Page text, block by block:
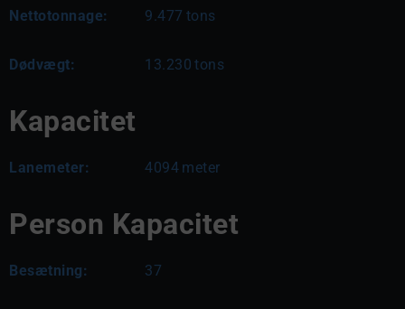
Nettotonnage: 9.477 tons
Dødvægt: 13.230 tons
Kapacitet
Lanemeter: 4094 meter
Person Kapacitet
Besætning: 37